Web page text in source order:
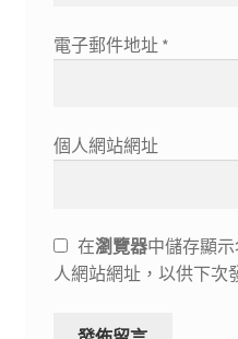
電子郵件地址 *
個人網站網址
在瀏覽器中儲存顯
人網站網址，以供下次